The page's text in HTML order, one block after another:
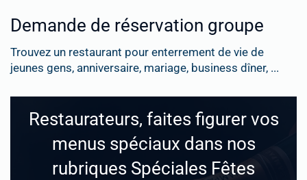
Demande de réservation groupe
Trouvez un restaurant pour enterrement de vie de
jeunes gens, anniversaire, mariage, business dîner, ...
Restaurateurs, faites figurer vos
menus spéciaux dans nos
rubriques Spéciales Fêtes